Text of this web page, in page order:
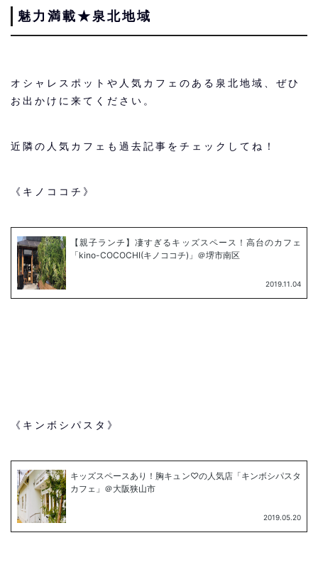
魅力満載★泉北地域
オシャレスポットや人気カフェのある泉北地域、ぜひ
お出かけに来てください。
近隣の人気カフェも過去記事をチェックしてね！
《キノココチ》
《キンボシパスタ》